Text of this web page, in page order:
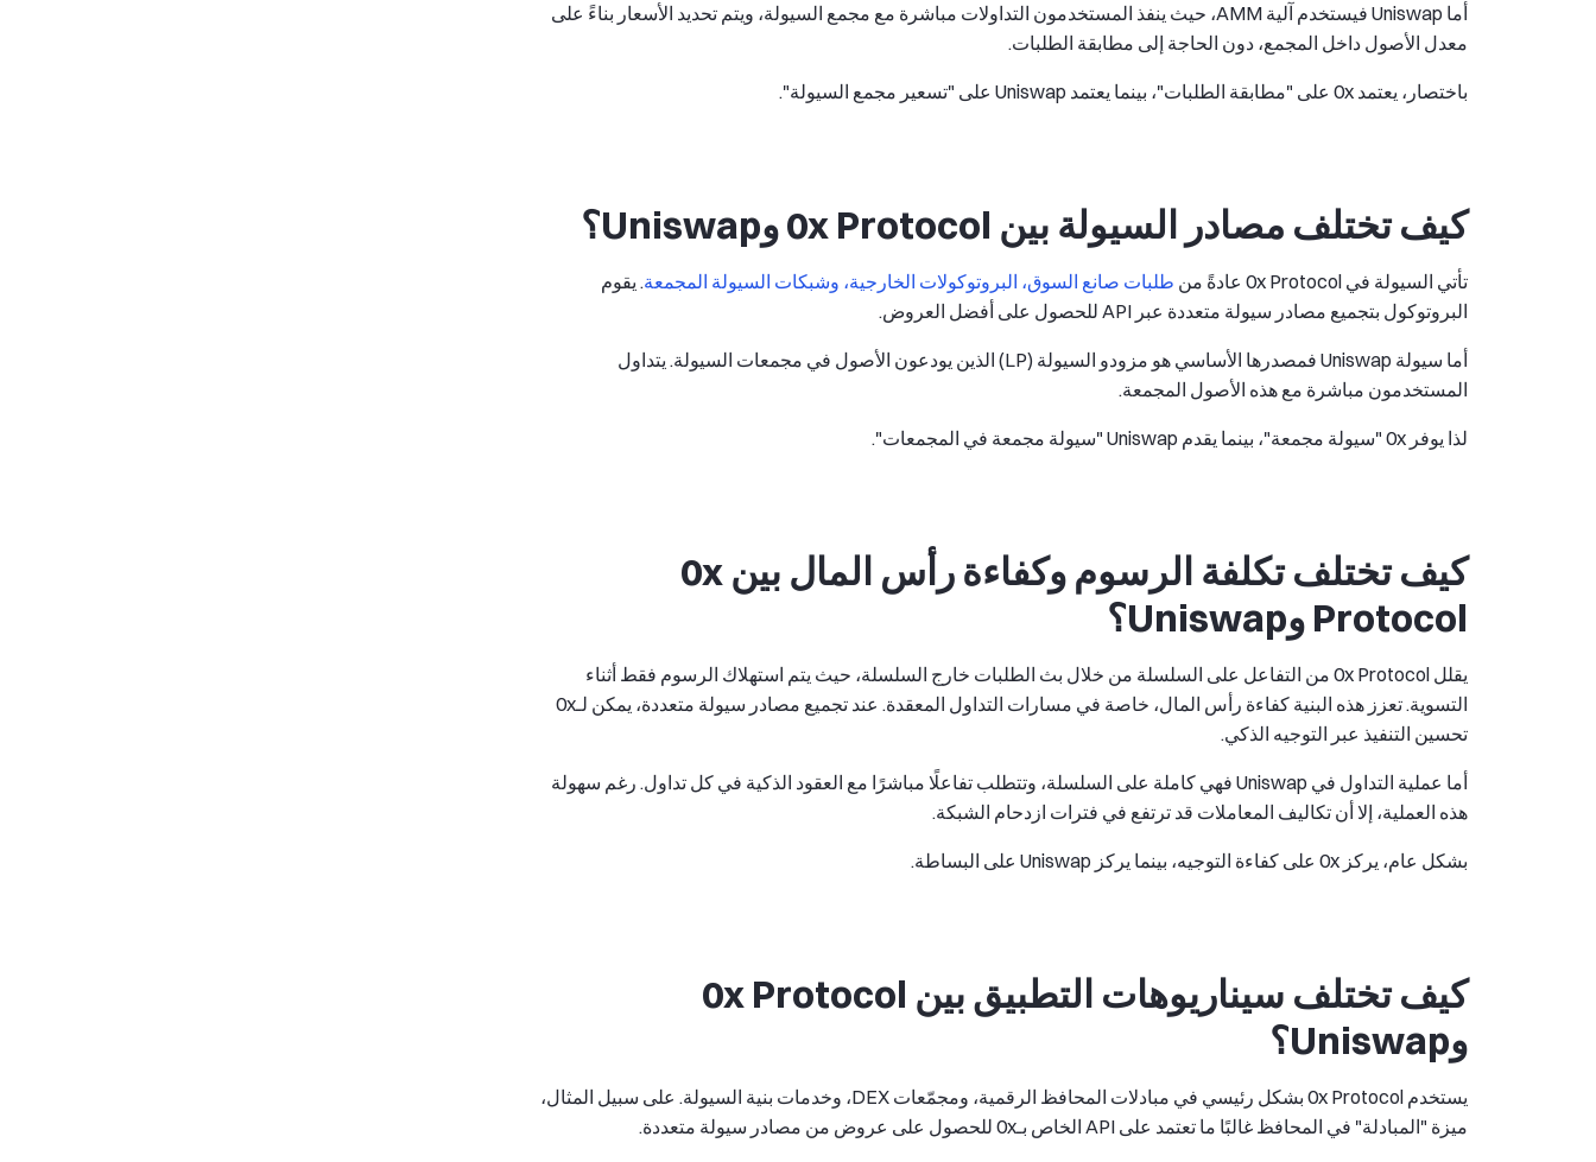
أما Uniswap فيستخدم آلية AMM، حيث ينفذ المستخدمون التداولات مباشرة مع مجمع السيولة، ويتم تحديد الأسعار بناءً على
معدل الأصول داخل المجمع، دون الحاجة إلى مطابقة الطلبات.
باختصار، يعتمد 0x على "مطابقة الطلبات"، بينما يعتمد Uniswap على "تسعير مجمع السيولة".
كيف تختلف مصادر السيولة بين 0x Protocol وUniswap؟
تأتي السيولة في 0x Protocol عادةً من طلبات صانع السوق، البروتوكولات الخارجية، وشبكات السيولة المجمعة. يقوم
البروتوكول بتجميع مصادر سيولة متعددة عبر API للحصول على أفضل العروض.
أما سيولة Uniswap فمصدرها الأساسي هو مزودو السيولة (LP) الذين يودعون الأصول في مجمعات السيولة. يتداول
المستخدمون مباشرة مع هذه الأصول المجمعة.
لذا يوفر 0x "سيولة مجمعة"، بينما يقدم Uniswap "سيولة مجمعة في المجمعات".
كيف تختلف تكلفة الرسوم وكفاءة رأس المال بين 0x
Protocol وUniswap؟
يقلل 0x Protocol من التفاعل على السلسلة من خلال بث الطلبات خارج السلسلة، حيث يتم استهلاك الرسوم فقط أثناء
التسوية. تعزز هذه البنية كفاءة رأس المال، خاصة في مسارات التداول المعقدة. عند تجميع مصادر سيولة متعددة، يمكن لـ0x
تحسين التنفيذ عبر التوجيه الذكي.
أما عملية التداول في Uniswap فهي كاملة على السلسلة، وتتطلب تفاعلًا مباشرًا مع العقود الذكية في كل تداول. رغم سهولة
هذه العملية، إلا أن تكاليف المعاملات قد ترتفع في فترات ازدحام الشبكة.
بشكل عام، يركز 0x على كفاءة التوجيه، بينما يركز Uniswap على البساطة.
كيف تختلف سيناريوهات التطبيق بين 0x Protocol
وUniswap؟
يستخدم 0x Protocol بشكل رئيسي في مبادلات المحافظ الرقمية، ومجمّعات DEX، وخدمات بنية السيولة. على سبيل المثال،
ميزة "المبادلة" في المحافظ غالبًا ما تعتمد على API الخاص بـ0x للحصول على عروض من مصادر سيولة متعددة.